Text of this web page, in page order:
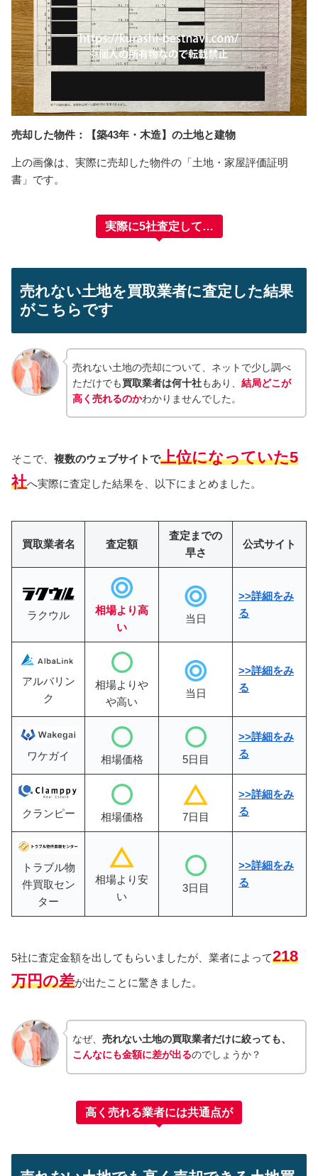
売却した物件：【築43年・木造】の土地と建物
上の画像は、実際に売却した物件の「土地・家屋評価証明
書」です。
実際に5社査定して…
売れない土地を買取業者に査定した結果
がこちらです
売れない土地の売却について、ネットで少し調べ
ただけでも買取業者は何十社もあり、 結局どこが
高く売れるのかわかりませんでした。
そこで、 複数のウェブサイトで上位になっていた5
社へ実際に査定した結果を、以下にまとめました。
買取業者名 査定額
査定までの
早さ
公式サイト
ラクウル
相場より高
い
当日
>>詳細をみ
る
アルバリン
ク
相場よりや
や高い
当日
>>詳細をみ
る
ワケガイ 相場価格 5日目
>>詳細をみ
る
クランピー 相場価格 7日目
>>詳細をみ
る
トラブル物
件買取セン
ター
相場より安
い
3日目
>>詳細をみ
る
5社に査定金額を出してもらいましたが、業者によって218
万円の差が出たことに驚きました。
なぜ、 売れない土地の買取業者だけに絞っても、
こんなにも金額に差が出るのでしょうか？
高く売れる業者には共通点が